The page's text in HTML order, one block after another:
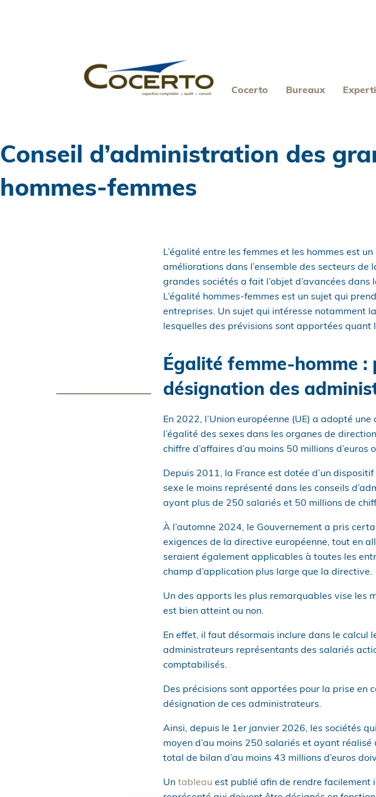
Cocerto Bureaux
Conseil d’administration des
hommes-femmes
L’égalité entre les femmes et les hommes est
améliorations dans l’ensemble des secteurs de
grandes sociétés a fait l’objet d’avancées
L’égalité hommes-femmes est un sujet qui
entreprises. Un sujet qui intéresse notamment
lesquelles des prévisions sont apportées
Égalité femme-homme :
désignation des
En 2022, l’Union européenne (UE) a adopté
l’égalité des sexes dans les organes de
chiffre d’affaires d’au moins 50 millions d’euros
Depuis 2011, la France est dotée d’un
sexe le moins représenté dans les conseils
ayant plus de 250 salariés et 50 millions de
À l’automne 2024, le Gouvernement a pris
exigences de la directive européenne, tout en
seraient également applicables à toutes les
champ d’application plus large que la directive.
Un des apports les plus remarquables vise les
est bien atteint ou non.
En effet, il faut désormais inclure dans le
administrateurs représentants des salariés
comptabilisés.
Des précisions sont apportées pour la prise en
désignation de ces administrateurs.
Ainsi, depuis le 1er janvier 2026, les sociétés
moyen d’au moins 250 salariés et ayant réalisé
total de bilan d’au moins 43 millions d’euros
Un tableau est publié afin de rendre facilement